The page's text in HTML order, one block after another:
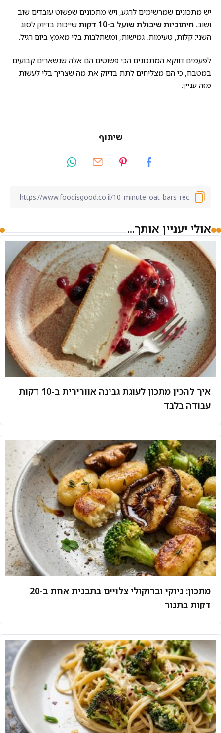
יש מתכונים שמרשימים לרגע, ויש מתכונים שפשוט עובדים שוב
ושוב. חיתוכיות שיבולת שועל ב-10 דקות
שייכות בדיוק לסוג
השני: קלות, טעימות, גמישות, ומשתלבות בלי מאמץ ביום רגיל.
לפעמים דווקא המתכונים הכי פשוטים הם אלה שנשארים קבועים
במטבח, כי הם מצליחים לתת בדיוק את מה שצריך בלי לעשות
מזה עניין.
שיתוף
אולי יעניין אותך...
איך להכין מתכון לעוגת גבינה אוורירית ב-10 דקות
עבודה בלבד
מתכון: ניוקי וברוקולי צלויים בתבנית אחת ב-20
דקות בתנור